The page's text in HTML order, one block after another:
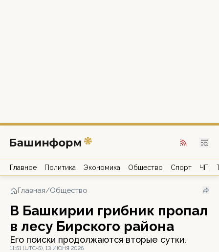
Главное Политика Экономика Общество Спорт ЧП
Главная/Общество
В Башкирии грибник пропал
в лесу Бирского района
Его поиски продолжаются вторые сутки.
11:51 (UTC+5), 13 ИЮНЯ 2026